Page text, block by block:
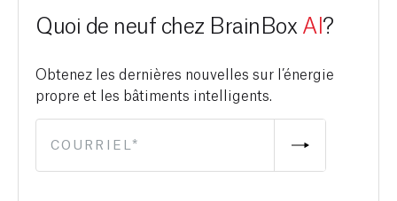
Quoi de neuf chez BrainBox AI?
Obtenez les dernières nouvelles sur l’énergie
propre et les bâtiments intelligents.